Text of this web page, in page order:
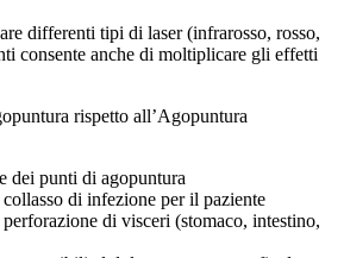
differenti tipi di laser (infrarosso, rosso,
consente anche di moltiplicare gli effetti
rispetto all’Agopuntura
dei punti di agopuntura
di infezione per il paziente
di visceri (stomaco, intestino,